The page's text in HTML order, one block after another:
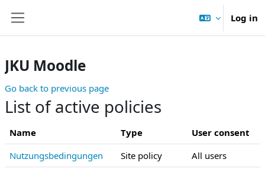
Log in
JKU Moodle
Go back to previous page
List of active policies
Name Type
User consent
Nutzungsbedingungen
Site policy
All users